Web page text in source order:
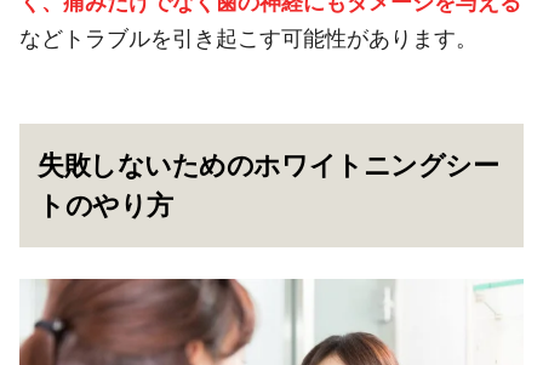
などトラブルを引き起こす可能性があります。
失敗しないためのホワイトニングシー
トのやり方